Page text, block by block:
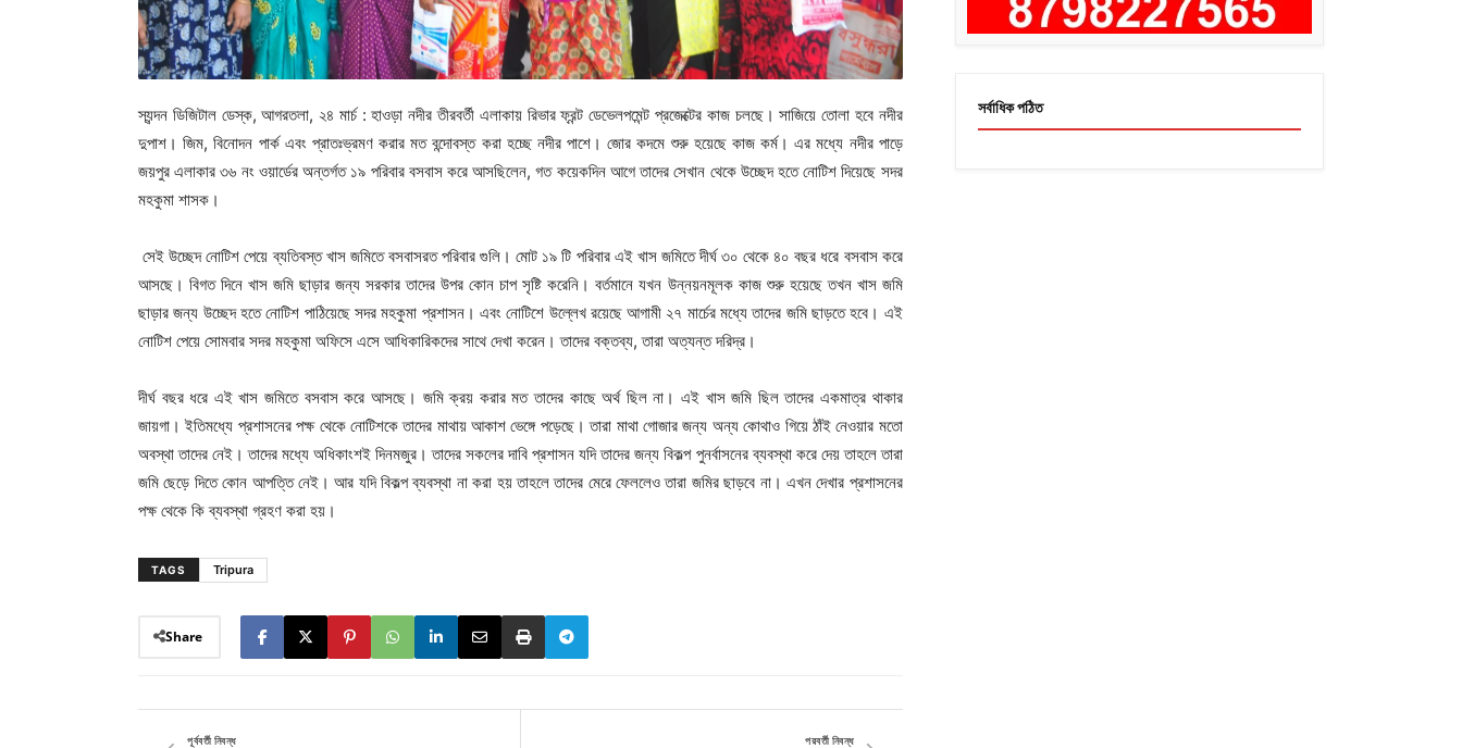
স্যন্দন ডিজিটাল ডেস্ক, আগরতলা, ২৪ মার্চ : হাওড়া নদীর তীরবর্তী এলাকায় রিভার ফ্রন্ট ডেভেলপমেন্ট প্রজেক্টের কাজ চলছে। সাজিয়ে তোলা হবে নদীর
দুপাশ। জিম, বিনোদন পার্ক এবং প্রাতঃভ্রমণ করার মত বন্দোবস্ত করা হচ্ছে নদীর পাশে। জোর কদমে শুরু হয়েছে কাজ কর্ম। এর মধ্যে নদীর পাড়ে
জয়পুর এলাকার ৩৬ নং ওয়ার্ডের অন্তর্গত ১৯ পরিবার বসবাস করে আসছিলেন, গত কয়েকদিন আগে তাদের সেখান থেকে উচ্ছেদ হতে নোটিশ দিয়েছে সদর
মহকুমা শাসক।
সেই উচ্ছেদ নোটিশ পেয়ে ব্যতিবস্ত খাস জমিতে বসবাসরত পরিবার গুলি। মোট ১৯ টি পরিবার এই খাস জমিতে দীর্ঘ ৩০ থেকে ৪০ বছর ধরে বসবাস করে
আসছে। বিগত দিনে খাস জমি ছাড়ার জন্য সরকার তাদের উপর কোন চাপ সৃষ্টি করেনি। বর্তমানে যখন উন্নয়নমূলক কাজ শুরু হয়েছে তখন খাস জমি
ছাড়ার জন্য উচ্ছেদ হতে নোটিশ পাঠিয়েছে সদর মহকুমা প্রশাসন। এবং নোটিশে উল্লেখ রয়েছে আগামী ২৭ মার্চের মধ্যে তাদের জমি ছাড়তে হবে। এই
নোটিশ পেয়ে সোমবার সদর মহকুমা অফিসে এসে আধিকারিকদের সাথে দেখা করেন। তাদের বক্তব্য, তারা অত্যন্ত দরিদ্র।
দীর্ঘ বছর ধরে এই খাস জমিতে বসবাস করে আসছে। জমি ক্রয় করার মত তাদের কাছে অর্থ ছিল না। এই খাস জমি ছিল তাদের একমাত্র থাকার
জায়গা। ইতিমধ্যে প্রশাসনের পক্ষ থেকে নোটিশকে তাদের মাথায় আকাশ ভেঙ্গে পড়েছে। তারা মাথা গোজার জন্য অন্য কোথাও গিয়ে ঠাঁই নেওয়ার মতো
অবস্থা তাদের নেই। তাদের মধ্যে অধিকাংশই দিনমজুর। তাদের সকলের দাবি প্রশাসন যদি তাদের জন্য বিকল্প পুনর্বাসনের ব্যবস্থা করে দেয় তাহলে তারা
জমি ছেড়ে দিতে কোন আপত্তি নেই। আর যদি বিকল্প ব্যবস্থা না করা হয় তাহলে তাদের মেরে ফেললেও তারা জমির ছাড়বে না। এখন দেখার প্রশাসনের
পক্ষ থেকে কি ব্যবস্থা গ্রহণ করা হয়।
TAGS Tripura
Share
পূর্ববর্তী নিবন্ধ পরবর্তী নিবন্ধ
সর্বাধিক পঠিত